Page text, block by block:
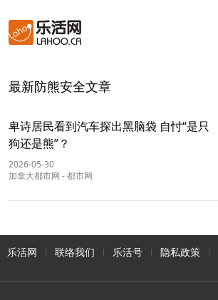
最新防熊安全文章
卑诗居民看到汽车探出黑脑袋 自忖“是只
狗还是熊”？
2026-05-30
加拿大都市网 -都市网
乐活网 联络我们 乐活号 隐私政策